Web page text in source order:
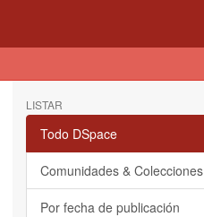
LISTAR
Todo DSpace
Comunidades & Colecciones
Por fecha de publicación